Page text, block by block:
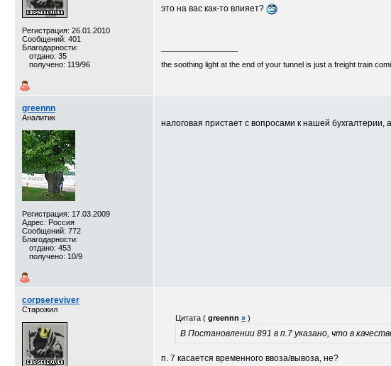
Регистрация: 26.01.2010
Сообщений: 401
Благодарности:
отдано: 35
получено: 119/96
это на вас как-то влияет?
the soothing light at the end of your tunnel is just a freight train
greennn
Аналитик
Регистрация: 17.03.2009
Адрес: Россия
Сообщений: 772
Благодарности:
отдано: 453
получено: 10/9
налоговая пристает с вопросами к нашей
corpsereviver
Старожил
Цитата ( greennn » )
В Постановлении 891 в п.7 указано, что в
п. 7 касается временного ввоза/вывоза, не?